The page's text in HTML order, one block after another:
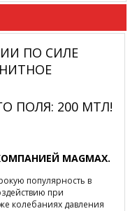
ПО СИЛЕ
ПОЛЯ: 200 МТЛ!
MAGMAX.
популярность в
при
колебаниях давления